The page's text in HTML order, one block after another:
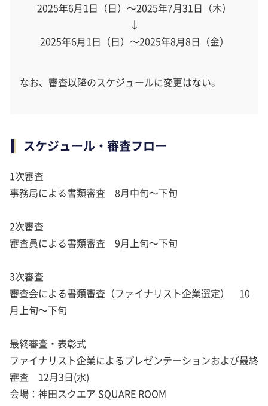
2025年6月1日（日）～2025年7月31日（木）
↓
2025年6月1日（日）～2025年8月8日（金）
なお、審査以降のスケジュールに変更はない。
スケジュール・審査フロー
1次審査
事務局による書類審査 8月中旬～下旬
2次審査
審査員による書類審査 9月上旬～下旬
3次審査
審査会による書類審査（ファイナリスト企業選定） 10
月上旬～下旬
最終審査・表彰式
ファイナリスト企業によるプレゼンテーションおよび最終
審査 12月3日(水)
会場：神田スクエア SQUARE ROOM